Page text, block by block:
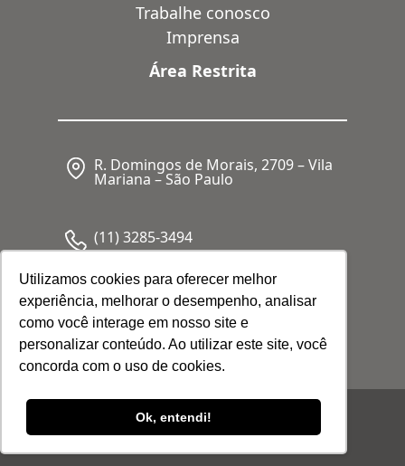
Utilizamos cookies para oferecer melhor
experiência, melhorar o desempenho, analisar
como você interage em nosso site e
personalizar conteúdo. Ao utilizar este site, você
concorda com o uso de cookies.
Ok, entendi!
Trabalhe conosco
Imprensa
Área Restrita
R. Domingos de Morais, 2709 – Vila
Mariana – São Paulo
(11) 3285-3494
CNPJ: 05.341.062/0001-80
© 2026 Febrafar. Todos os direitos
reservados |Política de Privacidade